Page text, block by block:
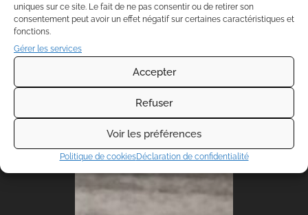
uniques sur ce site. Le fait de ne pas consentir ou de retirer son
consentement peut avoir un effet négatif sur certaines caractéristiques et
fonctions.
Gérer les services
Accepter
Refuser
Voir les préférences
Politique de cookiesDéclaration de confidentialité
PRODUITS SIMILAIRES